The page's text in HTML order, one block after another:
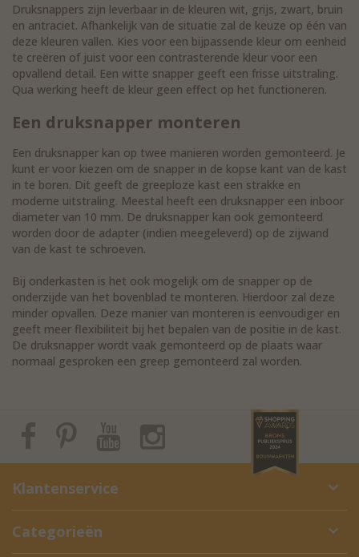
Druksnappers zijn leverbaar in de kleuren wit, grijs, zwart, bruin
en antraciet. Afhankelijk van de situatie zal de keuze op één van
deze kleuren vallen. Kies voor een bijpassende kleur om eenheid
te creëren of juist voor een contrasterende kleur voor een
opvallend detail. Een witte snapper geeft een frisse uitstraling.
Qua werking heeft de kleur geen effect op het functioneren.
Een druksnapper monteren
Een druksnapper kan op twee manieren worden gemonteerd. Je
kunt er voor kiezen om de snapper in de kopse kant van de kast
in te boren. Dit geeft de greeploze kast een strakke en
moderne uitstraling. Meestal heeft een druksnapper een inboor
diameter van 10 mm. De druksnapper kan ook gemonteerd
worden door de adapter (indien meegeleverd) op de zijwand
van de kast te schroeven.
Bij onderkasten is het ook mogelijk om de snapper op de
onderzijde van het bovenblad te monteren. Hierdoor zal deze
minder opvallen. Deze manier van monteren is eenvoudiger en
geeft meer flexibiliteit bij het bepalen van de positie in de kast.
De druksnapper wordt vaak gemonteerd op de plaats waar
normaal gesproken een greep gemonteerd zal worden.
Klantenservice
Categorieën